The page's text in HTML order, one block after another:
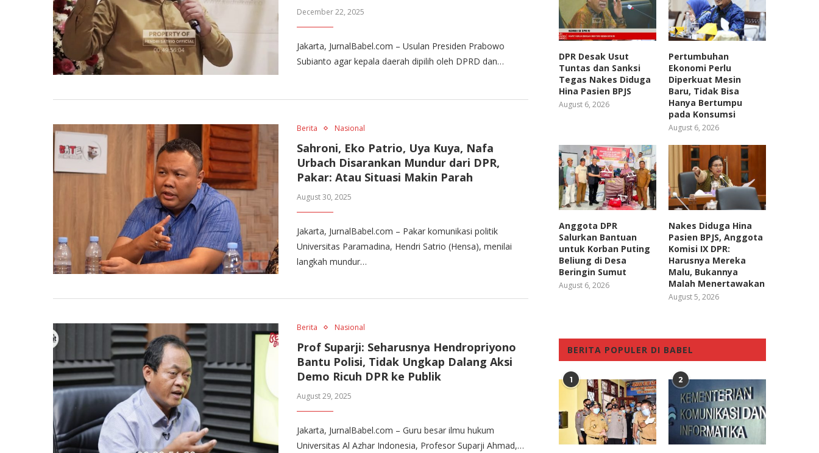
December 22, 2025
Jakarta, JurnalBabel.com – Usulan Presiden Prabowo
Subianto agar kepala daerah dipilih oleh DPRD dan…
Berita Nasional
Sahroni, Eko Patrio, Uya Kuya, Nafa
Urbach Disarankan Mundur dari DPR,
Pakar: Atau Situasi Makin Parah
August 30, 2025
Jakarta, JurnalBabel.com – Pakar komunikasi politik
Universitas Paramadina, Hendri Satrio (Hensa), menilai
langkah mundur…
Berita Nasional
Prof Suparji: Seharusnya Hendropriyono
Bantu Polisi, Tidak Ungkap Dalang Aksi
Demo Ricuh DPR ke Publik
August 29, 2025
Jakarta, JurnalBabel.com – Guru besar ilmu hukum
Universitas Al Azhar Indonesia, Profesor Suparji Ahmad,…
DPR Desak Usut
Tuntas dan Sanksi
Tegas Nakes Diduga
Hina Pasien BPJS
August 6, 2026
Pertumbuhan
Ekonomi Perlu
Diperkuat Mesin
Baru, Tidak Bisa
Hanya Bertumpu
pada Konsumsi
August 6, 2026
Anggota DPR
Salurkan Bantuan
untuk Korban Puting
Beliung di Desa
Beringin Sumut
August 6, 2026
Nakes Diduga Hina
Pasien BPJS, Anggota
Komisi IX DPR:
Harusnya Mereka
Malu, Bukannya
Malah Menertawakan
August 5, 2026
BERITA POPULER DI BABEL
1 2